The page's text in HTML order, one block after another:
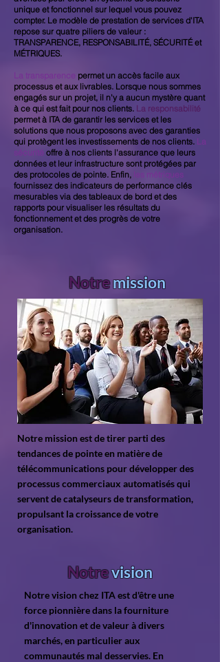
unique et fonctionnel sur lequel vous pouvez
compter. Le modèle de prestation de services d'ITA
repose sur quatre piliers de valeur :
TRANSPARENCE, RESPONSABILITÉ, SÉCURITÉ et
MÉTRIQUES.
La transparence permet un accès facile aux
processus et aux livrables. Lorsque nous sommes
engagés sur un projet, il n'y a aucun mystère quant
à ce qui est fait pour nos clients. La responsabilité
permet à ITA de garantir les services et les
solutions que nous proposons avec des garanties
qui protègent les investissements de nos clients. La
sécurité offre à nos clients l'assurance que leurs
données et leur infrastructure sont protégées par
des protocoles de pointe. Enfin,
les métriques
fournissez des indicateurs de performance clés
mesurables via des tableaux de bord et des
rapports pour visualiser les résultats du
fonctionnement et des progrès de votre
organisation.
Notrevision
Notre vision chez ITA est d'être une
force pionnière dans la fourniture
d'innovation et de valeur à divers
marchés, en particulier aux
communautés mal desservies. En
Notremission
Notre mission est de tirer parti des
tendances de pointe en matière de
télécommunications pour développer des
processus commerciaux automatisés qui
servent de catalyseurs de transformation,
propulsant la croissance de votre
organisation.